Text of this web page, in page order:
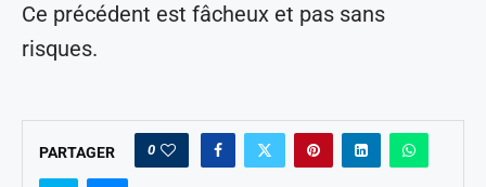
Ce précédent est fâcheux et pas sans
risques.
PARTAGER 0